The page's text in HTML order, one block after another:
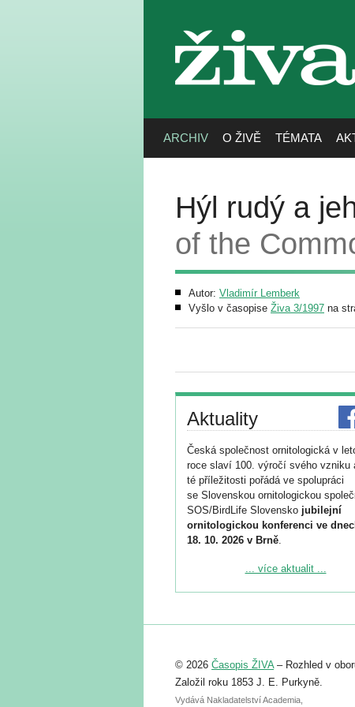
živa
ARCHIV O ŽIVĚ TÉMATA
Hýl rudý a
of the
Autor: Vladimír Lemberk
Vyšlo v časopise Živa 3/1997 na
Aktuality
Česká společnost ornitologická v
roce slaví 100. výročí svého vzniku
té příležitosti pořádá ve spolupráci
se Slovenskou ornitologickou
SOS/BirdLife Slovensko jubilejní
ornitologickou konferenci ve
18. 10. 2026 v Brně.
Podrobnější informace ke konferenci
Registrovat se můžete do 6. září.
abstraktu přihlášené přednášky nebo
posteru je už 30. června.
... více aktualit ...
© 2026 Časopis ŽIVA– Rozhled v
Založil roku 1853 J. E. Purkyně.
Vydává Nakladatelství Academia,